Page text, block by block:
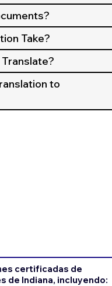
Take?
to
certificadas de
de Indiana, incluyendo: